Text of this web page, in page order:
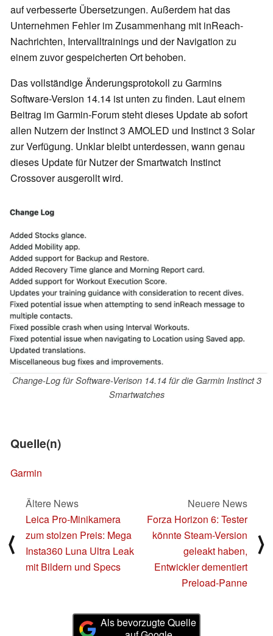
auf verbesserte Übersetzungen. Außerdem hat das
Unternehmen Fehler im Zusammenhang mit inReach-
Nachrichten, Intervalltrainings und der Navigation zu
einem zuvor gespeicherten Ort behoben.
Das vollständige Änderungsprotokoll zu Garmins
Software-Version 14.14 ist unten zu finden. Laut einem
Beitrag im Garmin-Forum steht dieses Update ab sofort
allen Nutzern der Instinct 3 AMOLED und Instinct 3 Solar
zur Verfügung. Unklar bleibt unterdessen, wann genau
dieses Update für Nutzer der Smartwatch Instinct
Crossover ausgerollt wird.
Change-Log für Software-Verison 14.14 für die Garmin Instinct 3
Smartwatches
Quelle(n)
Garmin
⟨
Ältere News
Leica Pro-Minikamera
zum stolzen Preis: Mega
Insta360 Luna Ultra Leak
mit Bildern und Specs
Neuere News
Forza Horizon 6: Tester
könnte Steam-Version
geleakt haben,
Entwickler dementiert
Preload-Panne
⟩
Als bevorzugte Quelle